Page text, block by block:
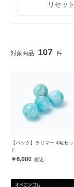
リセット
107
【パック】ラリマー 4粒セッ
ト
6,080